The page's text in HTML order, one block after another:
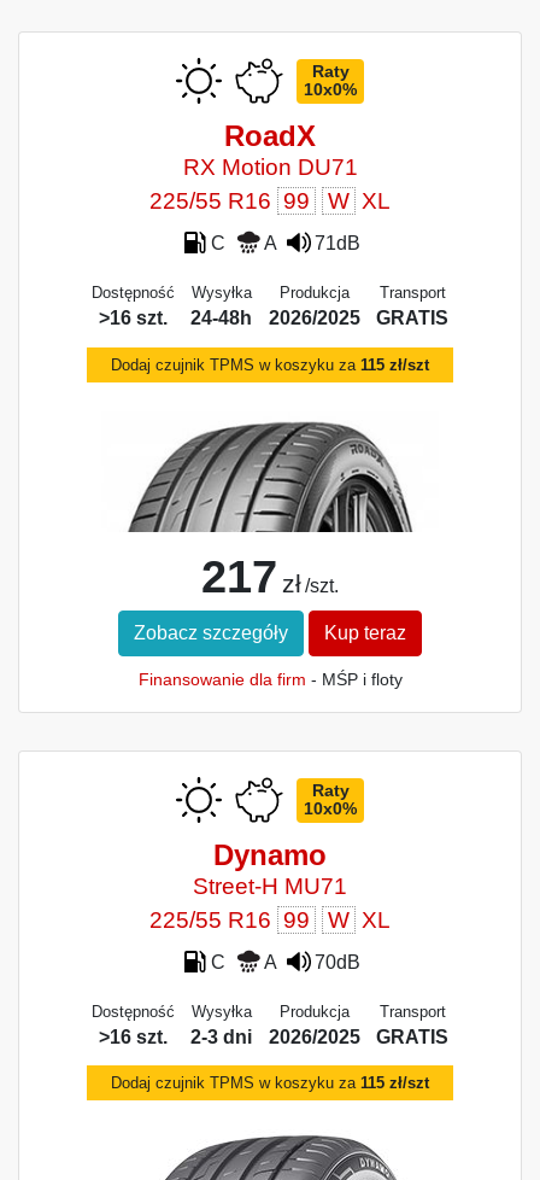
Raty
10x0%
RoadX
RX Motion DU71
225/55 R16 99 W XL
C A 71dB
Dostępność
>16 szt.
Wysyłka
24-48h
Produkcja
2026/2025
Transport
GRATIS
Dodaj czujnik TPMS w koszyku za 115 zł/szt
217 zł /szt.
Zobacz szczegóły Kup teraz
Finansowanie dla firm - MŚP i floty
Raty
10x0%
Dynamo
Street‑H MU71
225/55 R16 99 W XL
C A 70dB
Dostępność
>16 szt.
Wysyłka
2-3 dni
Produkcja
2026/2025
Transport
GRATIS
Dodaj czujnik TPMS w koszyku za 115 zł/szt